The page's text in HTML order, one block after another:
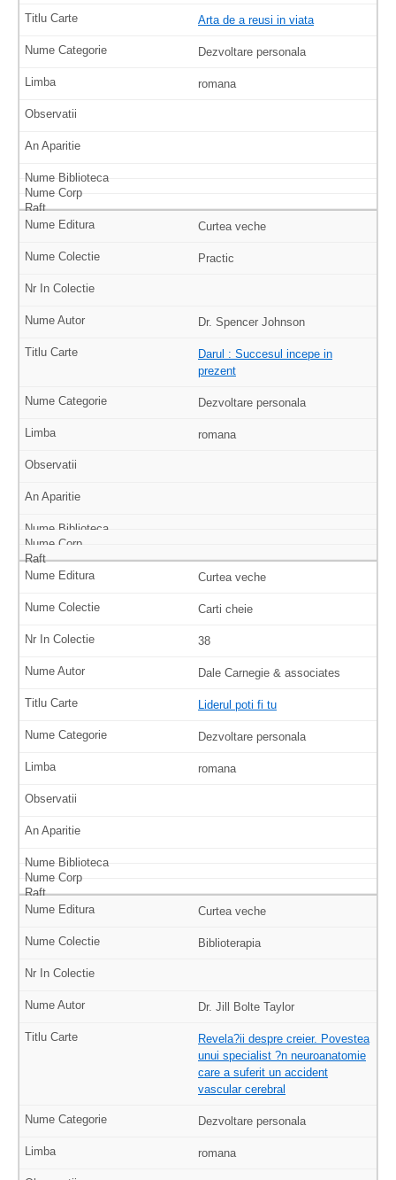
Arta de a reusi in viata
Dezvoltare personala
romana
Curtea veche
Practic
Dr. Spencer Johnson
Darul : Succesul incepe in
prezent
Dezvoltare personala
romana
Curtea veche
Carti cheie
38
Dale Carnegie & associates
Liderul poti fi tu
Dezvoltare personala
romana
Curtea veche
Biblioterapia
Dr. Jill Bolte Taylor
Revela?ii despre creier. Povestea
unui specialist ?n neuroanatomie
care a suferit un accident
vascular cerebral
Dezvoltare personala
romana